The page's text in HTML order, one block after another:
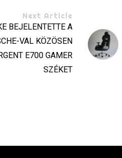
Next Article
BEJELENTETTE A
VAL KÖZÖSEN
E700 GAMER
SZÉKET